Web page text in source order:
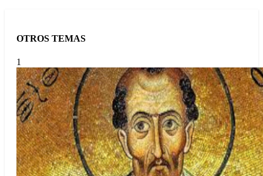
OTROS TEMAS
1